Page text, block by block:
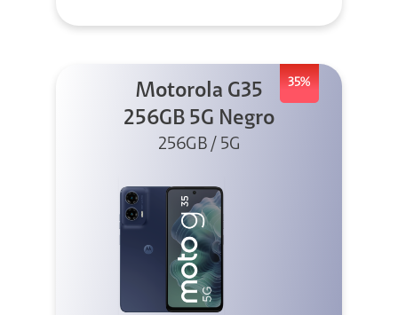
35%
Motorola G35
256GB 5G Negro
256GB / 5G